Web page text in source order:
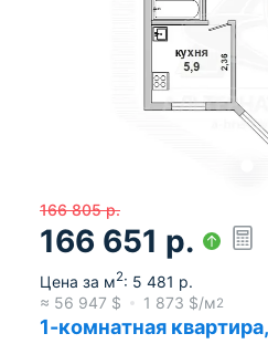
166 805 р.
166 651 р.
Цена за м2: 5 481 р.
≈ 56 947 $ 1 873 $/м2
1-комнатная